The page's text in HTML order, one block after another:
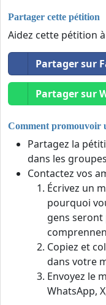
Partager cette pétition
Aidez cette pétition
Partager sur
Partager sur
Comment promouvoir
Partagez la
dans les
Contactez vos
Écrivez un
pourquoi
gens seront
Copiez et
dans votre
Envoyez le
WhatsApp,